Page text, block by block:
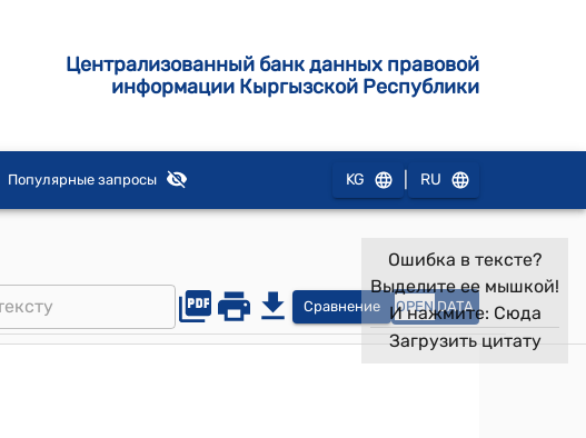
Централизованный банк данных правовой
информации Кыргызской Республики
Популярные запросы KG RU
Сравнение OPEN DATA
Ошибка в тексте?
Выделите ее мышкой!
И нажмите: Сюда
Загрузить цитату